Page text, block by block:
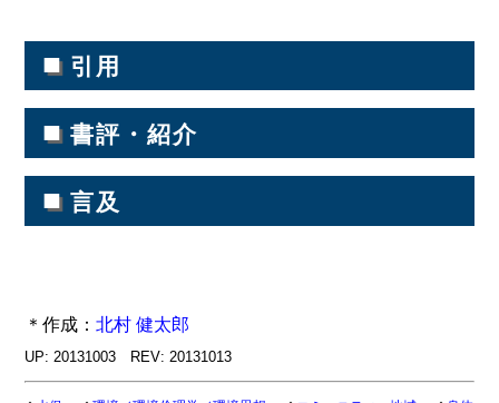
■ 引用
■ 書評・紹介
■ 言及
＊作成：北村 健太郎
UP: 20131003 REV: 20131013